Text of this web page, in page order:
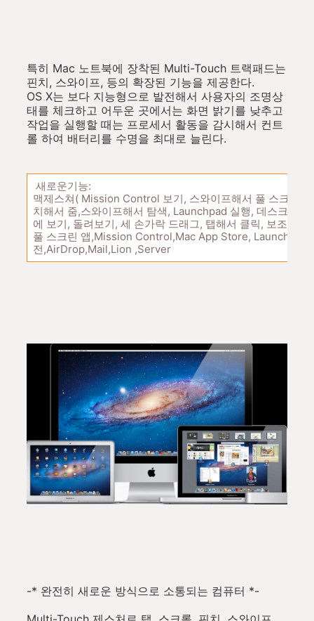
특히 Mac 노트북에 장착된 Multi-Touch 트랙패드는
핀치, 스와이프, 등의 확장된 기능을 제공한다.
OS X는 보다 지능형으로 발전해서 사용자의 조명상
태를 체크하고 어두운 곳에서는 화면 밝기를 낮추고
작업을 실행할 때는 프로세서 활동을 감시해서 컨트
롤 하여 배터리를 수명을 최대로 늘린다.
새로운기능:
맥제스쳐( Mission Control 보기, 스와이프해서 풀 스크린
치해서 줌,스와이프해서 탐색, Launchpad 실행, 데스크탑
에 보기, 돌려보기, 세 손가락 드래그, 탭해서 클릭, 보조 클
풀 스크린 앱,Mission Control,Mac App Store, Launchpad,
전,AirDrop,Mail,Lion ,Server
-* 완전히 새로운 방식으로 소통되는 컴퓨터 *-